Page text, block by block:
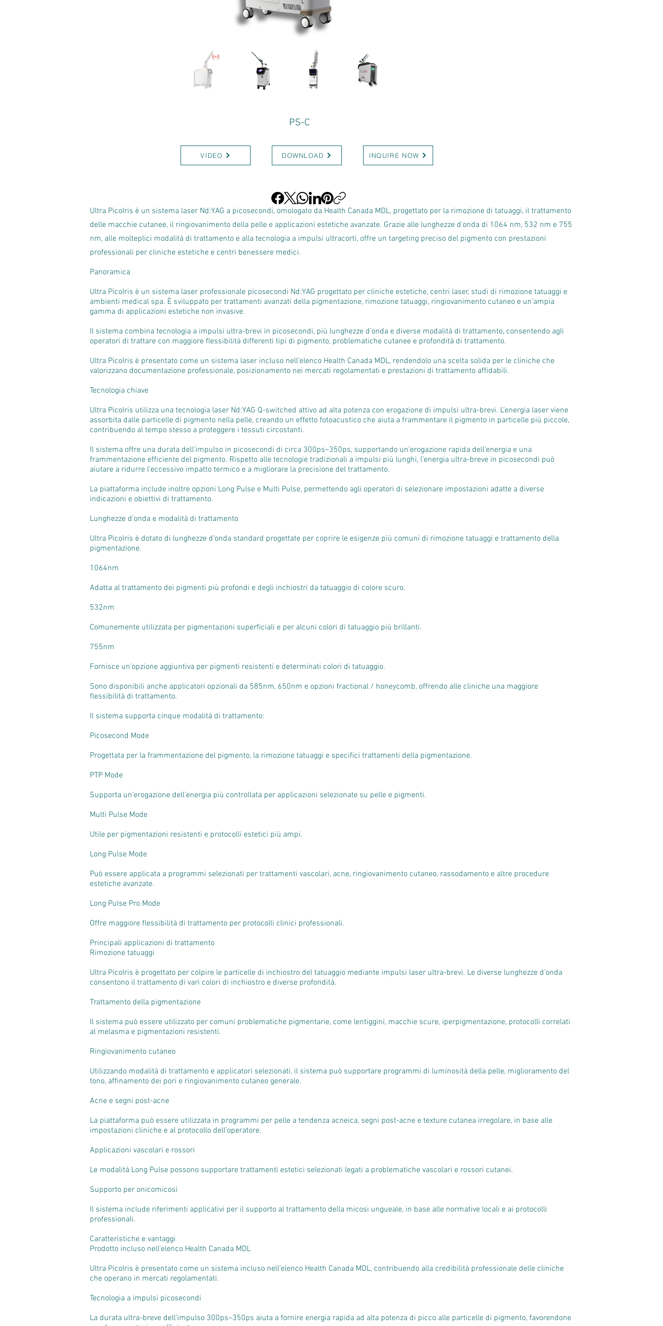
PS-C
VIDEO DOWNLOAD INQUIRE NOW
Ultra PicoIris è un sistema laser Nd:YAG a picosecondi, omologato da Health Canada MDL, progettato per la rimozione di tatuaggi, il trattamento
delle macchie cutanee, il ringiovanimento della pelle e applicazioni estetiche avanzate. Grazie alle lunghezze d'onda di 1064 nm, 532 nm e 755
nm, alle molteplici modalità di trattamento e alla tecnologia a impulsi ultracorti, offre un targeting preciso del pigmento con prestazioni
professionali per cliniche estetiche e centri benessere medici.
Panoramica
Ultra PicoIris è un sistema laser professionale picosecondi Nd:YAG progettato per cliniche estetiche, centri laser, studi di rimozione tatuaggi e
ambienti medical spa. È sviluppato per trattamenti avanzati della pigmentazione, rimozione tatuaggi, ringiovanimento cutaneo e un’ampia
gamma di applicazioni estetiche non invasive.
Il sistema combina tecnologia a impulsi ultra-brevi in picosecondi, più lunghezze d’onda e diverse modalità di trattamento, consentendo agli
operatori di trattare con maggiore flessibilità differenti tipi di pigmento, problematiche cutanee e profondità di trattamento.
Ultra PicoIris è presentato come un sistema laser incluso nell’elenco Health Canada MDL, rendendolo una scelta solida per le cliniche che
valorizzano documentazione professionale, posizionamento nei mercati regolamentati e prestazioni di trattamento affidabili.
Tecnologia chiave
Ultra PicoIris utilizza una tecnologia laser Nd:YAG Q-switched attivo ad alta potenza con erogazione di impulsi ultra-brevi. L’energia laser viene
assorbita dalle particelle di pigmento nella pelle, creando un effetto fotoacustico che aiuta a frammentare il pigmento in particelle più piccole,
contribuendo al tempo stesso a proteggere i tessuti circostanti.
Il sistema offre una durata dell’impulso in picosecondi di circa 300ps–350ps, supportando un’erogazione rapida dell’energia e una
frammentazione efficiente del pigmento. Rispetto alle tecnologie tradizionali a impulsi più lunghi, l’energia ultra-breve in picosecondi può
aiutare a ridurre l’eccessivo impatto termico e a migliorare la precisione del trattamento.
La piattaforma include inoltre opzioni Long Pulse e Multi Pulse, permettendo agli operatori di selezionare impostazioni adatte a diverse
indicazioni e obiettivi di trattamento.
Lunghezze d’onda e modalità di trattamento
Ultra PicoIris è dotato di lunghezze d’onda standard progettate per coprire le esigenze più comuni di rimozione tatuaggi e trattamento della
pigmentazione.
1064nm
Adatta al trattamento dei pigmenti più profondi e degli inchiostri da tatuaggio di colore scuro.
532nm
Comunemente utilizzata per pigmentazioni superficiali e per alcuni colori di tatuaggio più brillanti.
755nm
Fornisce un’opzione aggiuntiva per pigmenti resistenti e determinati colori di tatuaggio.
Sono disponibili anche applicatori opzionali da 585nm, 650nm e opzioni fractional / honeycomb, offrendo alle cliniche una maggiore
flessibilità di trattamento.
Il sistema supporta cinque modalità di trattamento:
Picosecond Mode
Progettata per la frammentazione del pigmento, la rimozione tatuaggi e specifici trattamenti della pigmentazione.
PTP Mode
Supporta un’erogazione dell’energia più controllata per applicazioni selezionate su pelle e pigmenti.
Multi Pulse Mode
Utile per pigmentazioni resistenti e protocolli estetici più ampi.
Long Pulse Mode
Può essere applicata a programmi selezionati per trattamenti vascolari, acne, ringiovanimento cutaneo, rassodamento e altre procedure
estetiche avanzate.
Long Pulse Pro Mode
Offre maggiore flessibilità di trattamento per protocolli clinici professionali.
Principali applicazioni di trattamento
Rimozione tatuaggi
Ultra PicoIris è progettato per colpire le particelle di inchiostro del tatuaggio mediante impulsi laser ultra-brevi. Le diverse lunghezze d’onda
consentono il trattamento di vari colori di inchiostro e diverse profondità.
Trattamento della pigmentazione
Il sistema può essere utilizzato per comuni problematiche pigmentarie, come lentiggini, macchie scure, iperpigmentazione, protocolli correlati
al melasma e pigmentazioni resistenti.
Ringiovanimento cutaneo
Utilizzando modalità di trattamento e applicatori selezionati, il sistema può supportare programmi di luminosità della pelle, miglioramento del
tono, affinamento dei pori e ringiovanimento cutaneo generale.
Acne e segni post-acne
La piattaforma può essere utilizzata in programmi per pelle a tendenza acneica, segni post-acne e texture cutanea irregolare, in base alle
impostazioni cliniche e al protocollo dell’operatore.
Applicazioni vascolari e rossori
Le modalità Long Pulse possono supportare trattamenti estetici selezionati legati a problematiche vascolari e rossori cutanei.
Supporto per onicomicosi
Il sistema include riferimenti applicativi per il supporto al trattamento della micosi ungueale, in base alle normative locali e ai protocolli
professionali.
Caratteristiche e vantaggi
Prodotto incluso nell’elenco Health Canada MDL
Ultra PicoIris è presentato come un sistema incluso nell’elenco Health Canada MDL, contribuendo alla credibilità professionale delle cliniche
che operano in mercati regolamentati.
Tecnologia a impulsi picosecondi
La durata ultra-breve dell’impulso 300ps–350ps aiuta a fornire energia rapida ad alta potenza di picco alle particelle di pigmento, favorendone